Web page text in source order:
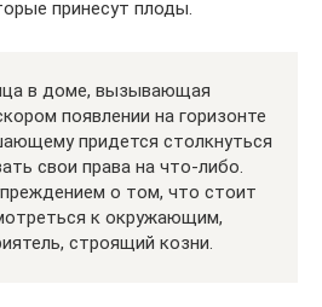
принесут плоды.
в доме, вызывающая
появлении на горизонте
придется столкнуться
свои права на что-либо.
о том, что стоит
к окружающим,
строящий козни.